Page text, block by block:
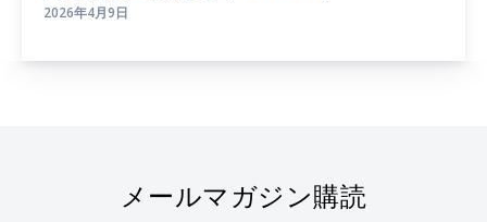
2026年4月9日
メールマガジン購読